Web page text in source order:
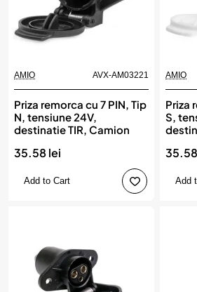
AMIO AVX-AM03221
Priza remorca cu 7 PIN, Tip
N, tensiune 24V,
destinatie TIR, Camion
35.58 lei
Add to Cart
AMIO
Priza
S,
Add